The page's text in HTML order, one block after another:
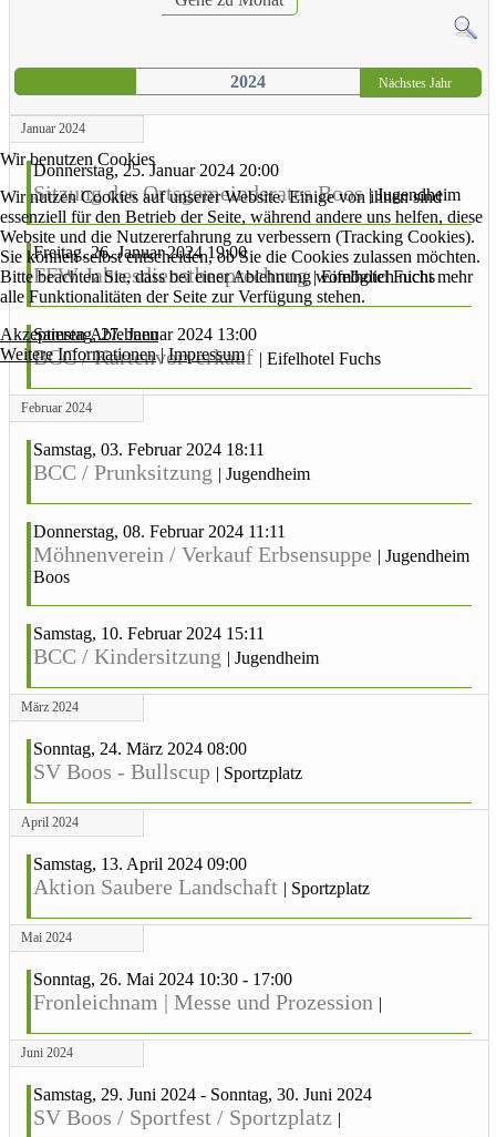
2024 Nächstes Jahr
Januar 2024
Donnerstag, 25. Januar 2024 20:00
Sitzung des Ortsgemeinderates Boos |Jugendheim
Freitag, 26. Januar 2024 19:00
FFW Jahresdienstbesprechung |Eifelhotel Fuchs
Samstag, 27. Januar 2024 13:00
BCC / Kartenvorverkauf | Eifelhotel Fuchs
Februar 2024
Samstag, 03. Februar 2024 18:11
BCC / Prunksitzung | Jugendheim
Donnerstag, 08. Februar 2024 11:11
Möhnenverein / Verkauf Erbsensuppe | Jugendheim
Boos
Samstag, 10. Februar 2024 15:11
BCC / Kindersitzung | Jugendheim
März 2024
Sonntag, 24. März 2024 08:00
SV Boos - Bullscup | Sportzplatz
April 2024
Samstag, 13. April 2024 09:00
Aktion Saubere Landschaft | Sportzplatz
Mai 2024
Sonntag, 26. Mai 2024 10:30 - 17:00
Fronleichnam | Messe und Prozession |
Juni 2024
Samstag, 29. Juni 2024 - Sonntag, 30. Juni 2024
SV Boos / Sportfest / Sportzplatz |
Wir benutzen Cookies
Wir nutzen Cookies auf unserer Website. Einige von ihnen sind
essenziell für den Betrieb der Seite, während andere uns helfen, diese
Website und die Nutzererfahrung zu verbessern (Tracking Cookies).
Sie können selbst entscheiden, ob Sie die Cookies zulassen möchten.
Bitte beachten Sie, dass bei einer Ablehnung womöglich nicht mehr
alle Funktionalitäten der Seite zur Verfügung stehen.
Akzeptieren Ablehnen
Weitere Informationen|Impressum